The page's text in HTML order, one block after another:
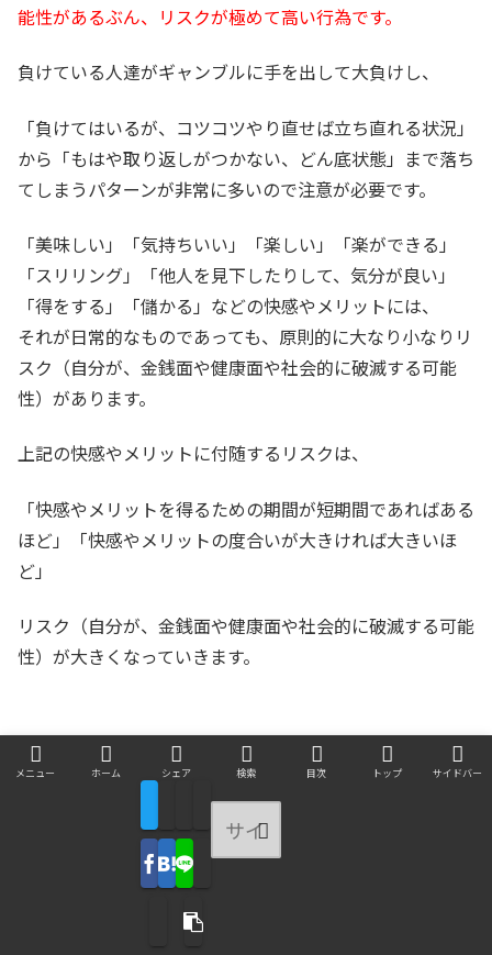
能性があるぶん、リスクが極めて高い行為です。
負けている人達がギャンブルに手を出して大負けし、
「負けてはいるが、コツコツやり直せば立ち直れる状況」
から「もはや取り返しがつかない、どん底状態」まで落ち
てしまうパターンが非常に多いので注意が必要です。
「美味しい」「気持ちいい」「楽しい」「楽ができる」
「スリリング」「他人を見下したりして、気分が良い」
「得をする」「儲かる」などの快感やメリットには、
それが日常的なものであっても、原則的に大なり小なりリ
スク（自分が、金銭面や健康面や社会的に破滅する可能
性）があります。
上記の快感やメリットに付随するリスクは、
「快感やメリットを得るための期間が短期間であればある
ほど」「快感やメリットの度合いが大きければ大きいほ
ど」
リスク（自分が、金銭面や健康面や社会的に破滅する可能
性）が大きくなっていきます。
PR：本ブログ推奨の、本の内容を耳で
聞くスマホアプリ「オーディオブッ
効率的に読書・勉強をしたい場合、本の内容を耳で聴くこ
メニュー ホーム シェア 検索 目次 トップ サイドバー